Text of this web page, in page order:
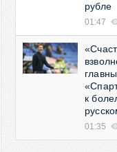
рубле
01:47
к
01:35